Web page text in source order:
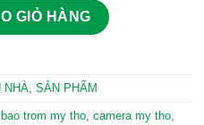
GIỎ HÀNG
NHÀ, SẢN PHẨM
bao trom my tho, camera my tho,